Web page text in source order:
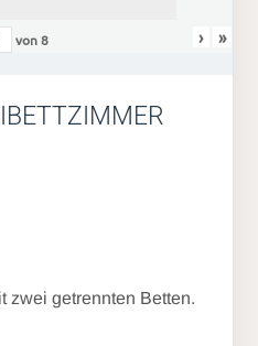
von8 › »
zwei getrennten Betten.